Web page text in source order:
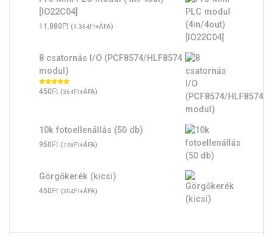
[IO22C04]
11.880Ft (9.354Ft+ÁFA)
8 csatornás I/O (PCF8574/HLF8574
modul)
Értékelés:
5.00/ 5
450Ft (354Ft+ÁFA)
10k fotoellenállás (50 db)
950Ft (748Ft+ÁFA)
Görgőkerék (kicsi)
450Ft (354Ft+ÁFA)